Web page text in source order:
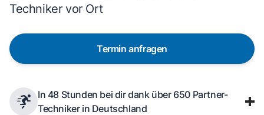
Techniker vor Ort
Termin anfragen
In 48 Stunden bei dir dank über 650 Partner-
Techniker in Deutschland